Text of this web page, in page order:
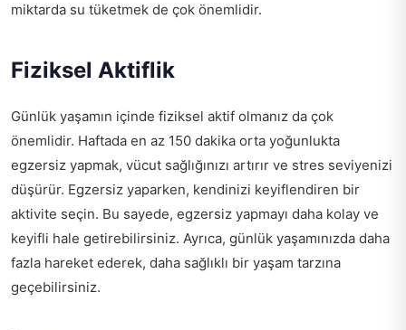
miktarda su tüketmek de çok önemlidir.
Fiziksel Aktiflik
Günlük yaşamın içinde fiziksel aktif olmanız da çok
önemlidir. Haftada en az 150 dakika orta yoğunlukta
egzersiz yapmak, vücut sağlığınızı artırır ve stres seviyenizi
düşürür. Egzersiz yaparken, kendinizi keyiflendiren bir
aktivite seçin. Bu sayede, egzersiz yapmayı daha kolay ve
keyifli hale getirebilirsiniz. Ayrıca, günlük yaşamınızda daha
fazla hareket ederek, daha sağlıklı bir yaşam tarzına
geçebilirsiniz.